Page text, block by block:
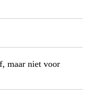
maar niet voor